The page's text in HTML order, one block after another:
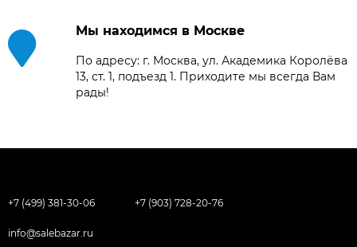
Мы находимся в Москве
По адресу: г. Москва, ул. Академика Королёва
13, ст. 1, подъезд 1. Приходите мы всегда Вам
рады!
+7 (499) 381-30-06 +7 (903) 728-20-76
info@salebazar.ru